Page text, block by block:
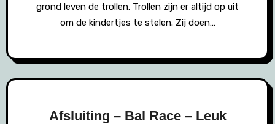
grond leven de trollen. Trollen zijn er altijd op uit
om de kindertjes te stelen. Zij doen…
Afsluiting – Bal Race – Leuk